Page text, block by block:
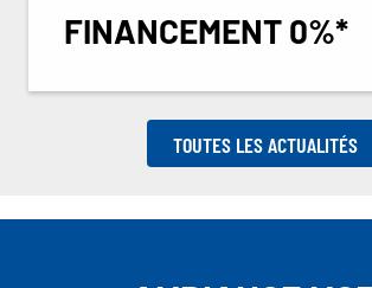
FINANCEMENT 0%*
TOUTES LES ACTUALITÉS